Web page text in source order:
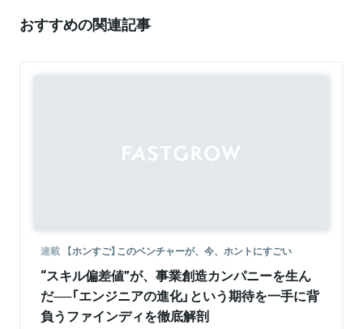
おすすめの関連記事
連載 【ホンすご】このベンチャーが、今、ホントにすごい
“スキル偏差値”が、事業創造カンパニーを生ん
だ──「エンジニアの進化」という期待を一手に背
負うファインディを徹底解剖